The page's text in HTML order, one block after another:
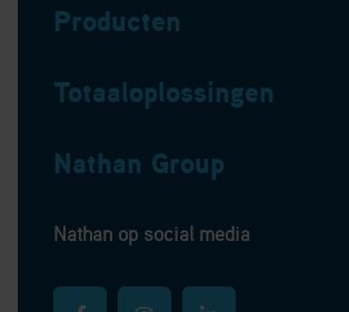
Producten
Totaaloplossingen
Nathan Group
Nathan op social media